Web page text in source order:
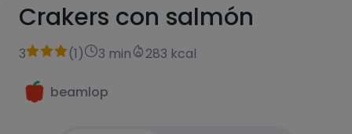
Crakers con salmón
3 (1) 3 min 283 kcal
beamlop